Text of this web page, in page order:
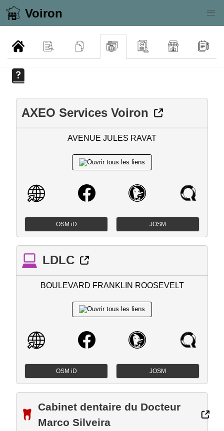
Voiron
AXEO Services Voiron
AVENUE JULES RAVAT
OSM iD JOSM
LDLC
BOULEVARD FRANKLIN ROOSEVELT
OSM iD JOSM
Cabinet dentaire du Docteur
Marco Silveira